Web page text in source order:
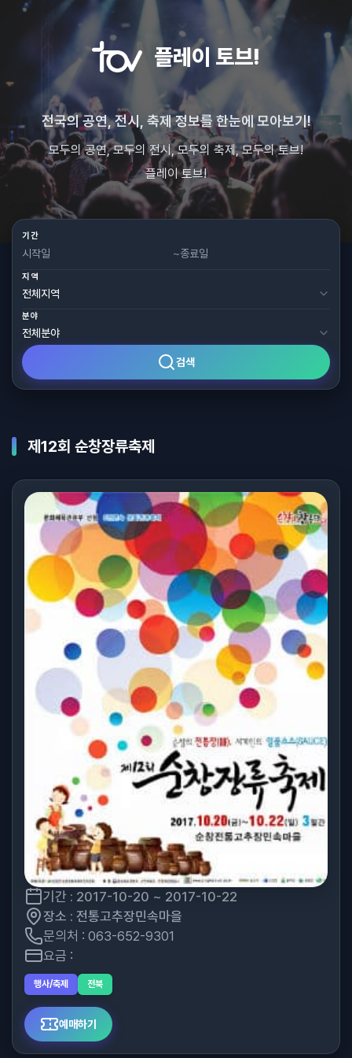
플레이 토브!
전국의 공연, 전시, 축제 정보를 한눈에 모아보기!
모두의 공연, 모두의 전시, 모두의 축제, 모두의 토브!
플레이 토브!
기간
~
지역
분야
검색
제12회 순창장류축제
기간 : 2017-10-20 ~ 2017-10-22
장소 : 전통고추장민속마을
문의처 : 063-652-9301
요금 :
행사/축제 전북
예매하기